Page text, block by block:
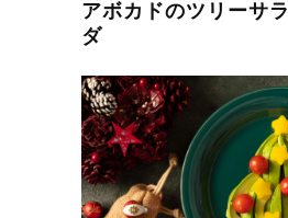
アボカドのツリーサラ
ダ